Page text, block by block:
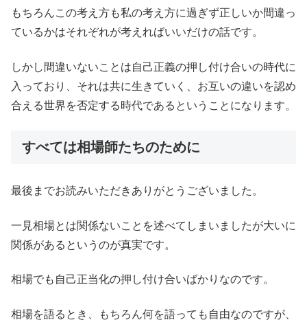
もちろんこの考え方も私の考え方に過ぎず正しいか間違っ
ているかはそれぞれが考えればいいだけの話です。
しかし間違いないことは自己正義の押し付け合いの時代に
入っており、それは共に生きていく、お互いの違いを認め
合える世界を否定する時代であるということになります。
すべては相場師たちのために
最後までお読みいただきありがとうございました。
一見相場とは関係ないことを述べてしまいましたが大いに
関係があるというのが真実です。
相場でも自己正当化の押し付け合いばかりなのです。
相場を語るとき、もちろん何を語っても自由なのですが、